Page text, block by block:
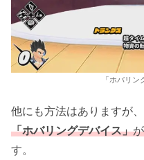
「ホバリン
他にも方法はありますが、
「ホバリングデバイス」
す。